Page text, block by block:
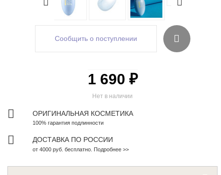
Сообщить о поступлении
Нет в наличии
1 690 ₽
ОРИГИНАЛЬНАЯ КОСМЕТИКА
100% гарантия подлинности
ДОСТАВКА ПО РОССИИ
от 4000 руб. бесплатно. Подробнее >>